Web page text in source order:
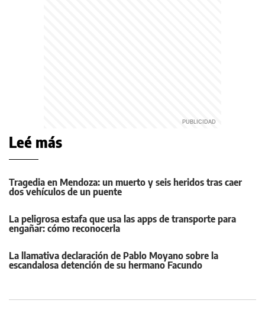
Leé más
Tragedia en Mendoza: un muerto y seis heridos tras caer
dos vehículos de un puente
La peligrosa estafa que usa las apps de transporte para
engañar: cómo reconocerla
La llamativa declaración de Pablo Moyano sobre la
escandalosa detención de su hermano Facundo